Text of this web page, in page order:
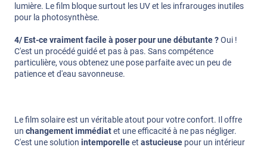
lumière. Le film bloque surtout les UV et les infrarouges inutiles
pour la photosynthèse.
4/ Est-ce vraiment facile à poser pour une débutante ?Oui !
C'est un procédé guidé et pas à pas. Sans compétence
particulière, vous obtenez une pose parfaite avec un peu de
patience et d'eau savonneuse.
Le film solaire est un véritable atout pour votre confort. Il offre
un changement immédiatet une efficacité à ne pas négliger.
C'est une solution intemporelleet astucieuse pour un intérieur